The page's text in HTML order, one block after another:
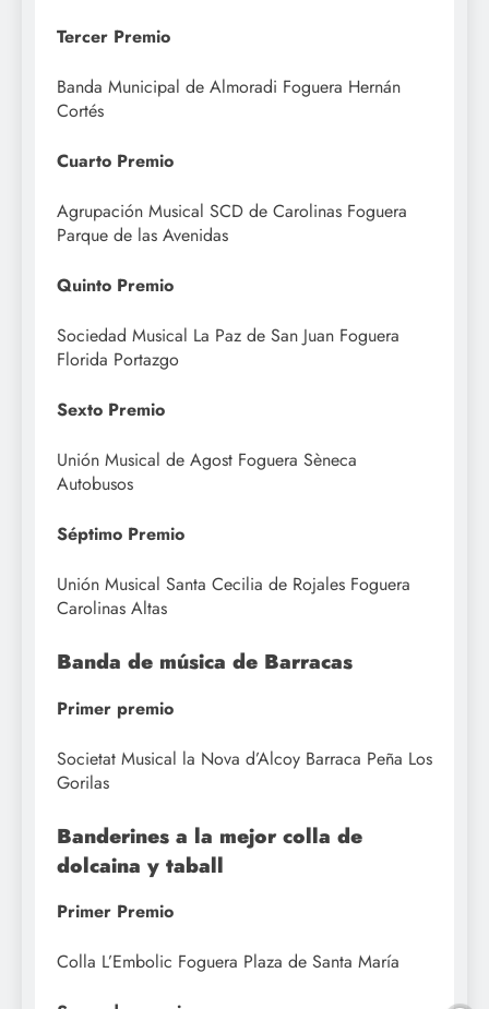
Tercer Premio
Banda Municipal de Almoradi Foguera Hernán
Cortés
Cuarto Premio
Agrupación Musical SCD de Carolinas Foguera
Parque de las Avenidas
Quinto Premio
Sociedad Musical La Paz de San Juan Foguera
Florida Portazgo
Sexto Premio
Unión Musical de Agost Foguera Sèneca
Autobusos
Séptimo Premio
Unión Musical Santa Cecilia de Rojales Foguera
Carolinas Altas
Banda de música de Barracas
Primer premio
Societat Musical la Nova d’Alcoy Barraca Peña Los
Gorilas
Banderines a la mejor colla de
dolcaina y taball
Primer Premio
Colla L’Embolic Foguera Plaza de Santa María